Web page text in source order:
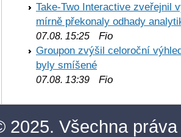
Take-Two Interactive zveřejnil
mírně překonaly odhady
07.08. 15:25 Fio
Groupon zvýšil celoroční
byly smíšené
07.08. 13:39 Fio
2025. Všechna práva